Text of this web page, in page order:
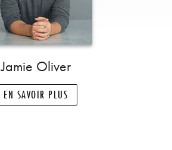
Jamie Oliver
EN SAVOIR PLUS